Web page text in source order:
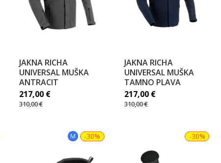
JAKNA RICHA
UNIVERSAL MUŠKA
ANTRACIT
217,00 €
310,00€
JAKNA RICHA
UNIVERSAL MUŠKA
TAMNO PLAVA
217,00 €
310,00€
M -30% -30%